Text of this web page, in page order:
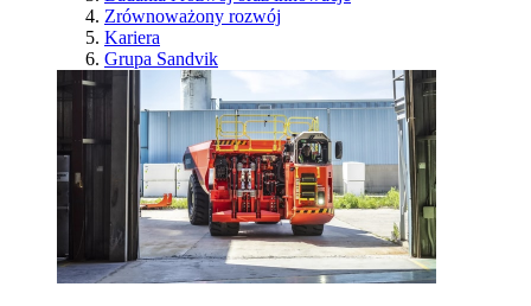
Zrównoważony rozwój
Kariera
Grupa Sandvik